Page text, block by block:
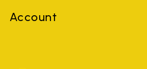
Account